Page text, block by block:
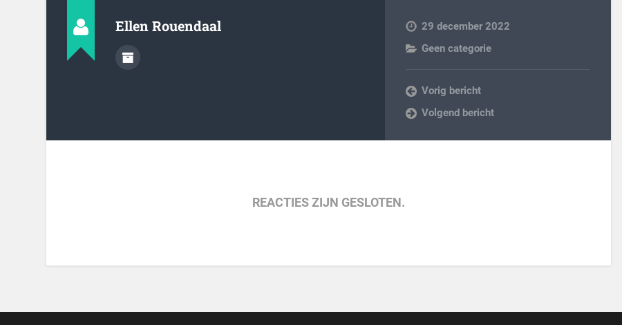
Ellen Rouendaal
29 december 2022
Geen categorie
Vorig bericht
Volgend bericht
REACTIES ZIJN GESLOTEN.